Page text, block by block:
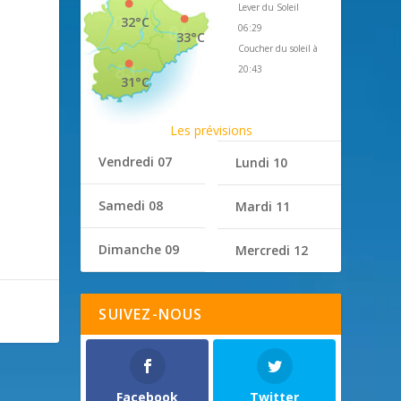
33°C
32°C
31°C
Lever du Soleil
06:29
Coucher du soleil à
20:43
Les prévisions
Vendredi 07
Samedi 08
Dimanche 09
Lundi 10
Mardi 11
Mercredi 12
SUIVEZ-NOUS
Facebook Twitter